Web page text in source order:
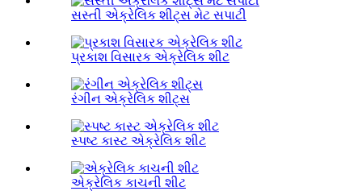
સસ્તી એક્રેલિક શીટ્સ મેટ સપાટી
પ્રકાશ વિસારક એક્રેલિક શીટ
રંગીન એક્રેલિક શીટ્સ
સ્પષ્ટ કાસ્ટ એક્રેલિક શીટ
એક્રેલિક કાચની શીટ